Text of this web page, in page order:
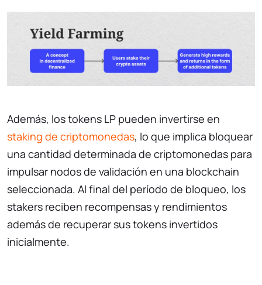
Además, los tokens LP pueden invertirse en
staking de criptomonedas, lo que implica bloquear
una cantidad determinada de criptomonedas para
impulsar nodos de validación en una blockchain
seleccionada. Al final del período de bloqueo, los
stakers reciben recompensas y rendimientos
además de recuperar sus tokens invertidos
inicialmente.